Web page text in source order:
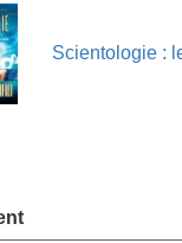
Scientologie :